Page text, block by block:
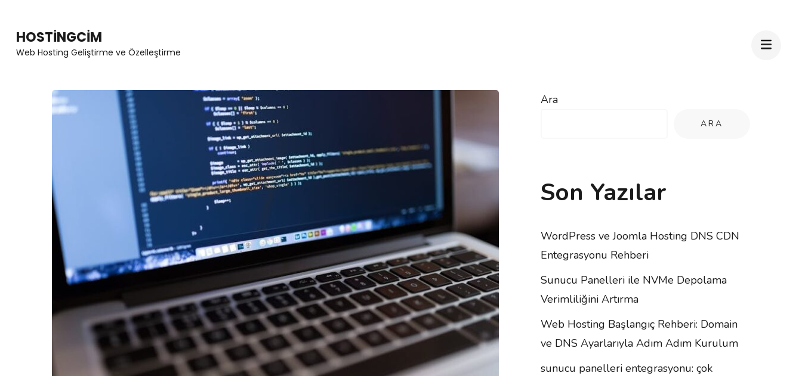
content
HOSTINGCIM
Web Hosting Geliştirme ve Özelleştirme
Ara
ARA
Son Yazılar
WordPress ve Joomla Hosting DNS CDN
Entegrasyonu Rehberi
Sunucu Panelleri ile NVMe Depolama
Verimliliğini Artırma
Web Hosting Başlangıç Rehberi: Domain
ve DNS Ayarlarıyla Adım Adım Kurulum
sunucu panelleri entegrasyonu: çok